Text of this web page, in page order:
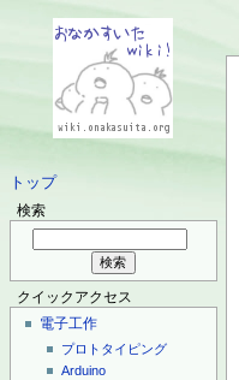
トップ
検索
クイックアクセス
電子工作
プロトタイピング
Arduino